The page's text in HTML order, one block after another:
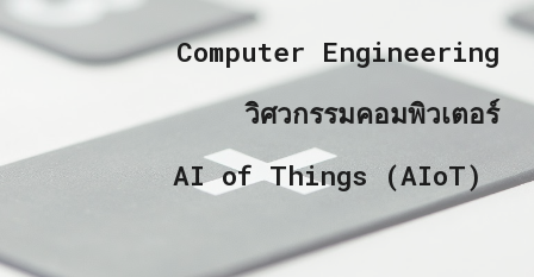
Computer Engineering
วิศวกรรมคอมพิวเตอร์
AI of Things (AIoT)